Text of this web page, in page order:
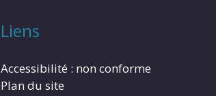
Liens
Accessibilité : non conforme
Plan du site